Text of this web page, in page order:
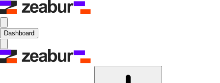
Dashboard